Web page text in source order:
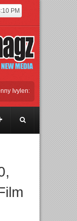
PM
26 Tahun Jaga
dan Riset untuk